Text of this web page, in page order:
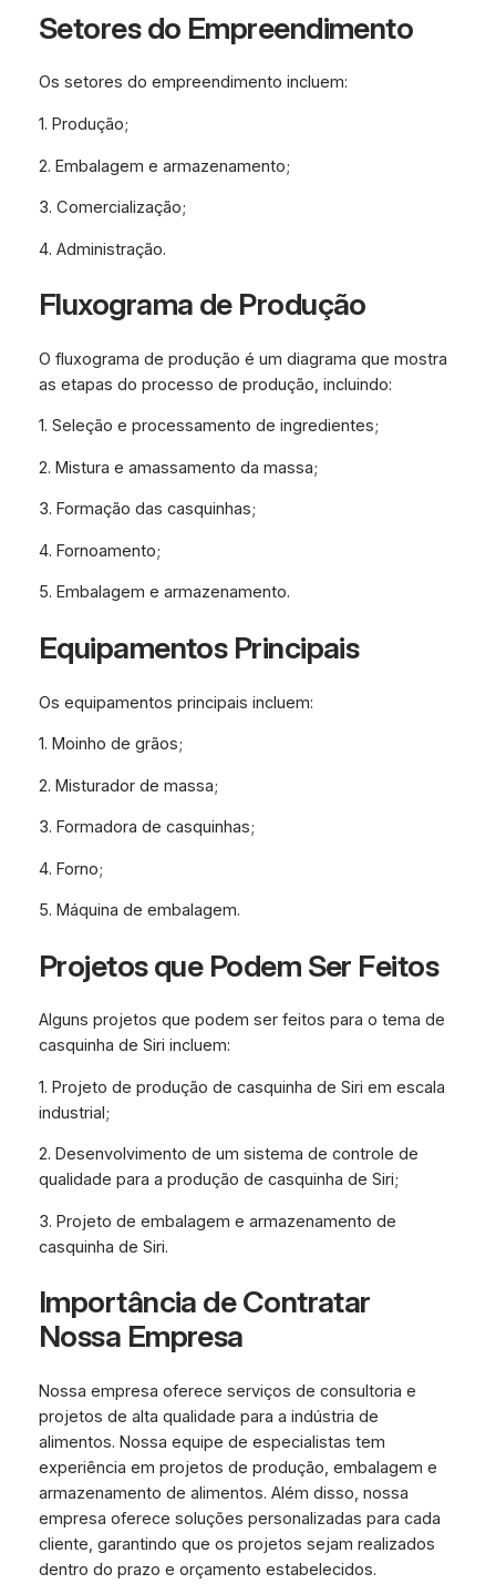
Setores do Empreendimento
Os setores do empreendimento incluem:
1. Produção;
2. Embalagem e armazenamento;
3. Comercialização;
4. Administração.
Fluxograma de Produção
O fluxograma de produção é um diagrama que mostra
as etapas do processo de produção, incluindo:
1. Seleção e processamento de ingredientes;
2. Mistura e amassamento da massa;
3. Formação das casquinhas;
4. Fornoamento;
5. Embalagem e armazenamento.
Equipamentos Principais
Os equipamentos principais incluem:
1. Moinho de grãos;
2. Misturador de massa;
3. Formadora de casquinhas;
4. Forno;
5. Máquina de embalagem.
Projetos que Podem Ser Feitos
Alguns projetos que podem ser feitos para o tema de
casquinha de Siri incluem:
1. Projeto de produção de casquinha de Siri em escala
industrial;
2. Desenvolvimento de um sistema de controle de
qualidade para a produção de casquinha de Siri;
3. Projeto de embalagem e armazenamento de
casquinha de Siri.
Importância de Contratar
Nossa Empresa
Nossa empresa oferece serviços de consultoria e
projetos de alta qualidade para a indústria de
alimentos. Nossa equipe de especialistas tem
experiência em projetos de produção, embalagem e
armazenamento de alimentos. Além disso, nossa
empresa oferece soluções personalizadas para cada
cliente, garantindo que os projetos sejam realizados
dentro do prazo e orçamento estabelecidos.